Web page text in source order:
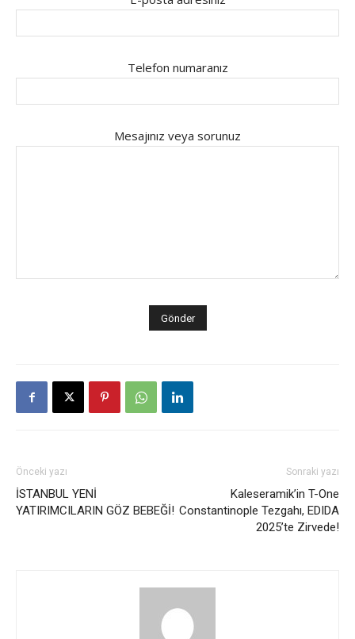
Telefon numaranız
Mesajınız veya sorunuz
Önceki yazı
İSTANBUL YENİ
YATIRIMCILARIN GÖZ BEBEĞİ!
Sonraki yazı
Kaleseramik’in T-One
Constantinople Tezgahı, EDIDA
2025’te Zirvede!